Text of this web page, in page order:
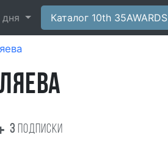
дня Каталог 10th 35AWARDS
3 подписки